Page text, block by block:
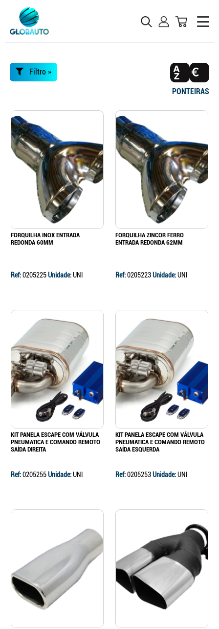
Filtro »
PONTEIRAS
FORQUILHA INOX ENTRADA
REDONDA 60MM
Ref:0205225Unidade:UNI
FORQUILHA ZINCOR FERRO
ENTRADA REDONDA 62MM
Ref:0205223Unidade:UNI
KIT PANELA ESCAPE COM VÁLVULA
PNEUMATICA E COMANDO REMOTO
SAÍDA DIREITA
Ref:0205255Unidade:UNI
KIT PANELA ESCAPE COM VÁLVULA
PNEUMATICA E COMANDO REMOTO
SAÍDA ESQUERDA
Ref:0205253Unidade:UNI